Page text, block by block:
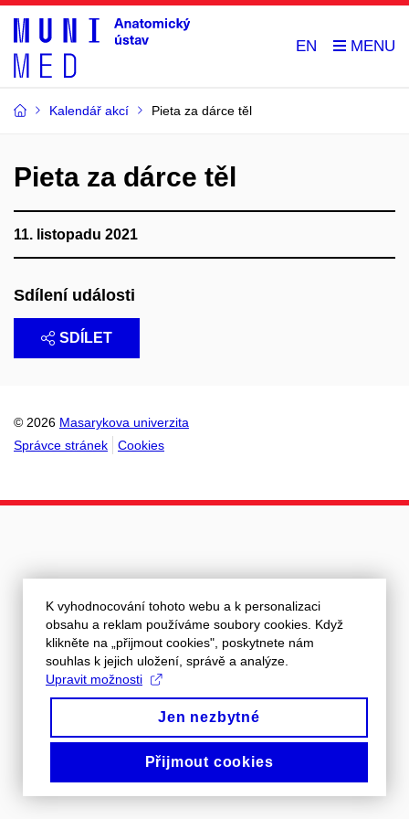
EN
Kalendář akcí Pieta za dárce těl
Pieta za dárce těl
11. listopadu 2021
Sdílení události
SDÍLET
© 2026 Masarykova univerzita
Správce stránek
Cookies
K vyhodnocování tohoto webu a k personalizaci
obsahu a reklam používáme soubory cookies. Když
klikněte na „přijmout cookies", poskytnete nám
souhlas k jejich uložení, správě a analýze.
Upravit možnosti
Jen nezbytné
Přijmout cookies